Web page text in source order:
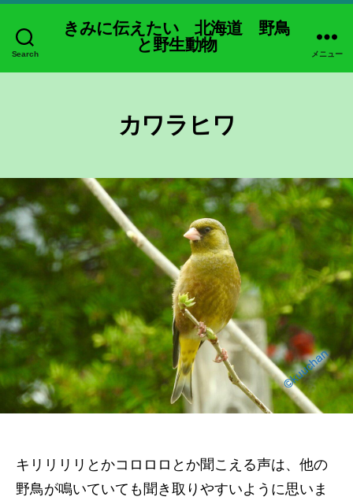
Search
きみに伝えたい 北海道 野鳥
と野生動物
メニュー
カワラヒワ
キリリリリとかコロロロとか聞こえる声は、他の
野鳥が鳴いていても聞き取りやすいように思いま